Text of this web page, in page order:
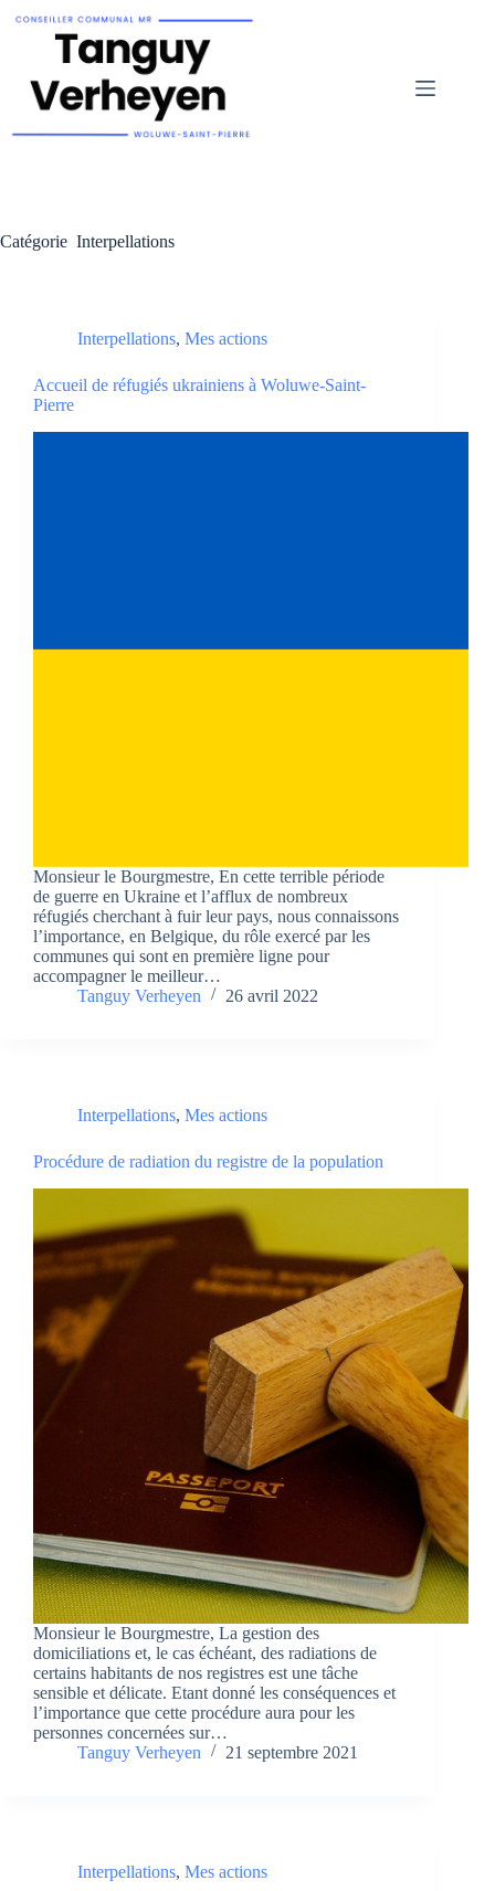
Catégorie Interpellations
Interpellations, Mes actions
Accueil de réfugiés ukrainiens à Woluwe-Saint-
Pierre
Monsieur le Bourgmestre, En cette terrible période
de guerre en Ukraine et l’afflux de nombreux
réfugiés cherchant à fuir leur pays, nous connaissons
l’importance, en Belgique, du rôle exercé par les
communes qui sont en première ligne pour
accompagner le meilleur…
Tanguy Verheyen
26 avril 2022
Interpellations, Mes actions
Procédure de radiation du registre de la population
Monsieur le Bourgmestre, La gestion des
domiciliations et, le cas échéant, des radiations de
certains habitants de nos registres est une tâche
sensible et délicate. Etant donné les conséquences et
l’importance que cette procédure aura pour les
personnes concernées sur…
Tanguy Verheyen
21 septembre 2021
Interpellations, Mes actions